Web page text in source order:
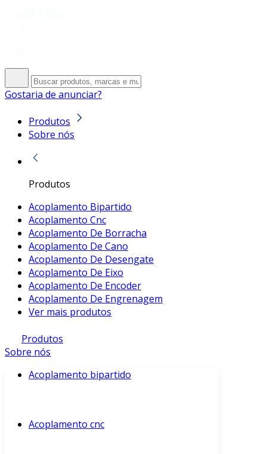
Gostaria de anunciar?
Produtos
Sobre nós
Produtos
Acoplamento Bipartido
Acoplamento Cnc
Acoplamento De Borracha
Acoplamento De Cano
Acoplamento De Desengate
Acoplamento De Eixo
Acoplamento De Encoder
Acoplamento De Engrenagem
Ver mais produtos
Produtos
Sobre nós
Acoplamento bipartido
Acoplamento cnc